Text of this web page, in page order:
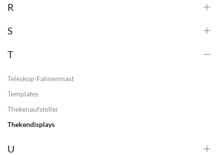
R
S
T
Teleskop-Fahnenmast
Templates
Thekenaufsteller
Thekendisplays
U